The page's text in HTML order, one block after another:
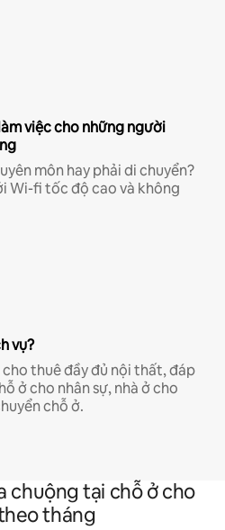
việc cho những người
môn hay phải di chuyển?
Wi-fi tốc độ cao và không
vụ?
thuê đầy đủ nội thất, đáp
ở cho nhân sự, nhà ở cho
chỗ ở.
chuộng tại chỗ ở cho
tháng